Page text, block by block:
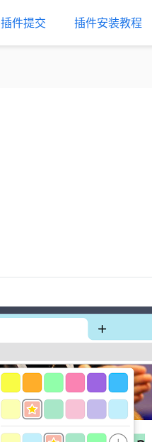
插件提交 插件安装教程